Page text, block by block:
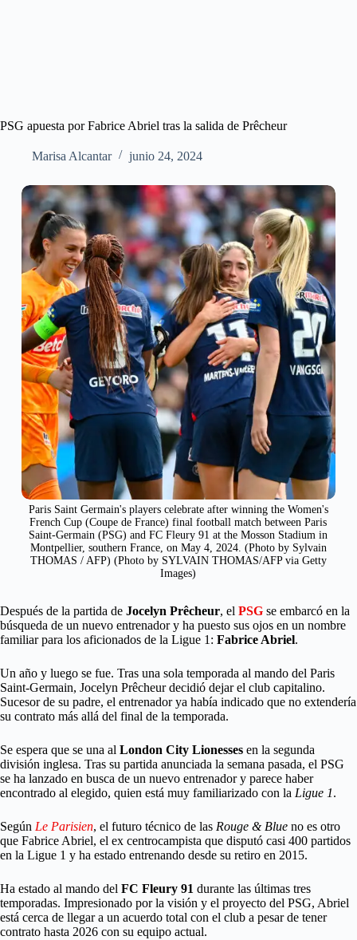
PSG apuesta por Fabrice Abriel tras la salida de Prêcheur
Marisa Alcantar junio 24, 2024
Paris Saint Germain's players celebrate after winning the Women's
French Cup (Coupe de France) final football match between Paris
Saint-Germain (PSG) and FC Fleury 91 at the Mosson Stadium in
Montpellier, southern France, on May 4, 2024. (Photo by Sylvain
THOMAS / AFP) (Photo by SYLVAIN THOMAS/AFP via Getty
Images)
Después de la partida de Jocelyn Prêcheur, el PSG se embarcó en la
búsqueda de un nuevo entrenador y ha puesto sus ojos en un nombre
familiar para los aficionados de la Ligue 1: Fabrice Abriel.
Un año y luego se fue. Tras una sola temporada al mando del Paris
Saint-Germain, Jocelyn Prêcheur decidió dejar el club capitalino.
Sucesor de su padre, el entrenador ya había indicado que no extendería
su contrato más allá del final de la temporada.
Se espera que se una al London City Lionesses en la segunda
división inglesa. Tras su partida anunciada la semana pasada, el PSG
se ha lanzado en busca de un nuevo entrenador y parece haber
encontrado al elegido, quien está muy familiarizado con la Ligue 1.
Según Le Parisien, el futuro técnico de las Rouge & Blue no es otro
que Fabrice Abriel, el ex centrocampista que disputó casi 400 partidos
en la Ligue 1 y ha estado entrenando desde su retiro en 2015.
Ha estado al mando del FC Fleury 91 durante las últimas tres
temporadas. Impresionado por la visión y el proyecto del PSG, Abriel
está cerca de llegar a un acuerdo total con el club a pesar de tener
contrato hasta 2026 con su equipo actual.